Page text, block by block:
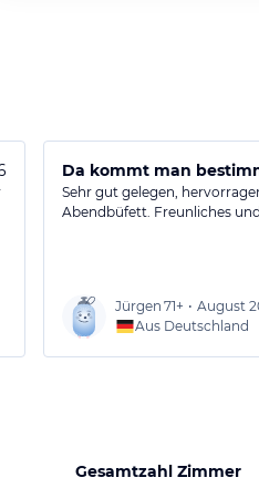
Da kommt man
Sehr gut gelegen,
Abendbüfett. Freunliches
Jürgen 71+ • August
Aus Deutschland
Gesamtzahl Zimmer